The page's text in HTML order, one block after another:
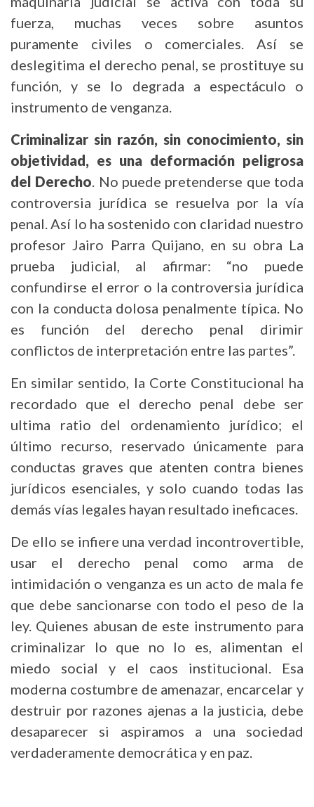
fuerza, muchas veces sobre asuntos
puramente civiles o comerciales. Así se
deslegitima el derecho penal, se prostituye su
función, y se lo degrada a espectáculo o
instrumento de venganza.
Criminalizar sin razón, sin conocimiento, sin
objetividad, es una deformación peligrosa
del Derecho. No puede pretenderse que toda
controversia jurídica se resuelva por la vía
penal. Así lo ha sostenido con claridad nuestro
profesor Jairo Parra Quijano, en su obra La
prueba judicial, al afirmar: “no puede
confundirse el error o la controversia jurídica
con la conducta dolosa penalmente típica. No
es función del derecho penal dirimir
conflictos de interpretación entre las partes”.
En similar sentido, la Corte Constitucional ha
recordado que el derecho penal debe ser
ultima ratio del ordenamiento jurídico; el
último recurso, reservado únicamente para
conductas graves que atenten contra bienes
jurídicos esenciales, y solo cuando todas las
demás vías legales hayan resultado ineficaces.
De ello se infiere una verdad incontrovertible,
usar el derecho penal como arma de
intimidación o venganza es un acto de mala fe
que debe sancionarse con todo el peso de la
ley. Quienes abusan de este instrumento para
criminalizar lo que no lo es, alimentan el
miedo social y el caos institucional. Esa
moderna costumbre de amenazar, encarcelar y
destruir por razones ajenas a la justicia, debe
desaparecer si aspiramos a una sociedad
verdaderamente democrática y en paz.